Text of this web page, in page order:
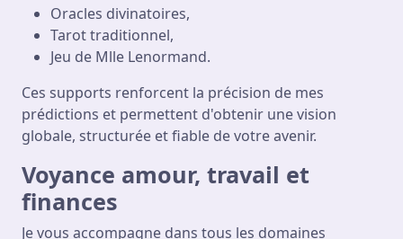
Oracles divinatoires,
Tarot traditionnel,
Jeu de Mlle Lenormand.
Ces supports renforcent la précision de mes
prédictions et permettent d'obtenir une vision
globale, structurée et fiable de votre avenir.
Voyance amour, travail et
finances
Je vous accompagne dans tous les domaines